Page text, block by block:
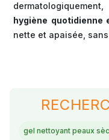
hygiène quotidienne
nette et apaisée,
gel nettoyant peaux